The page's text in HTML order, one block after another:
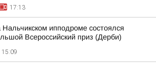
17:13
Нальчикском ипподроме состоялся
Всероссийский приз (Дерби)
15:09